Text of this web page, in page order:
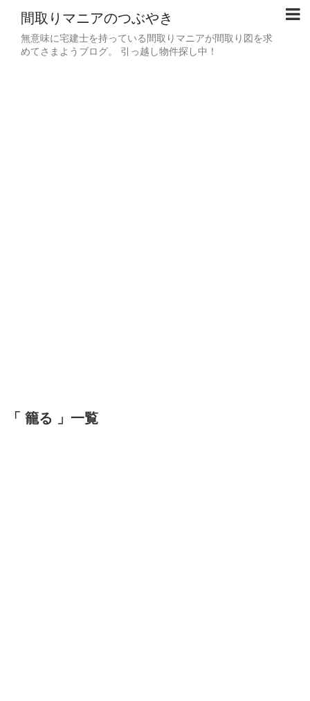
間取りマニアのつぶやき
無意味に宅建士を持っている間取りマニアが間取り図を求
めてさまようブログ。 引っ越し物件探し中！
「 籠る 」一覧